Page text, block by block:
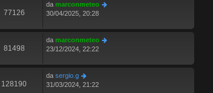
i
o
77126
da marconmeteo
30/04/2025, 20:28
81498
da marconmeteo
23/12/2024, 22:22
128190
da sergio.g
31/03/2024, 21:22